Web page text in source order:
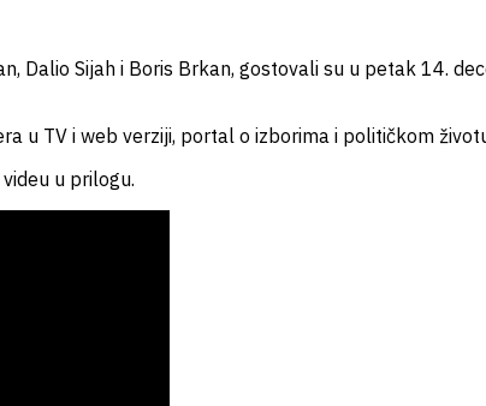
Dalio Sijah i Boris Brkan, gostovali su u petak 14.
u TV i web verziji, portal o izborima i političkom
u prilogu.